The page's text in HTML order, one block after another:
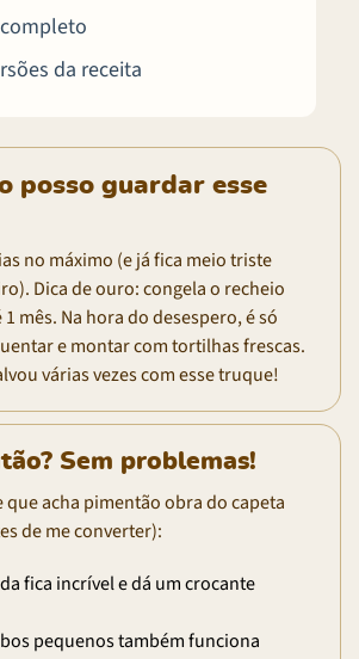
da receita
posso guardar esse
no máximo (e já fica meio triste
Dica de ouro: congela o recheio
mês. Na hora do desespero, é só
e montar com tortilhas frescas.
várias vezes com esse truque!
Sem problemas!
que acha pimentão obra do capeta
de me converter):
fica incrível e dá um crocante
pequenos também funciona